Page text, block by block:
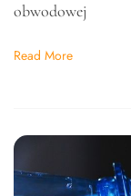
obwodowej
Read More